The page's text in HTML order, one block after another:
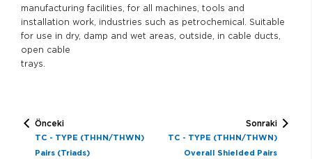
manufacturing facilities, for all machines, tools and
installation work, industries such as petrochemical. Suitable
for use in dry, damp and wet areas, outside, in cable ducts,
open cable
trays.
Önceki
TC - TYPE (THHN/THWN)
Pairs (Triads)
Sonraki
TC - TYPE (THHN/THWN)
Overall Shielded Pairs